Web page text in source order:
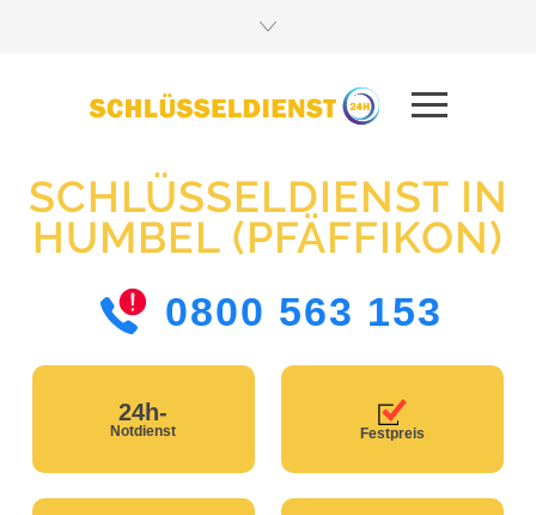
SCHLÜSSELDIENST IN
HUMBEL (PFÄFFIKON)
0800 563 153
24h-
Notdienst Festpreis